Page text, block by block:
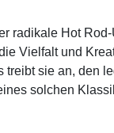
radikale Hot
Vielfalt und
sie an, den
solchen